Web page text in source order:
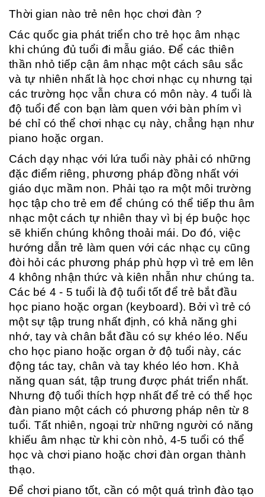
Thời gian nào trẻ nên học chơi đàn ?
Các quốc gia phát triển cho trẻ học âm nhạc
khi chúng đủ tuổi đi mẫu giáo. Để các thiên
thần nhỏ tiếp cận âm nhạc một cách sâu sắc
và tự nhiên nhất là học chơi nhạc cụ nhưng tại
các trường học vẫn chưa có môn này. 4 tuổi là
độ tuổi để con bạn làm quen với bàn phím vì
bé chỉ có thể chơi nhạc cụ này, chẳng hạn như
piano hoặc organ.
Cách dạy nhạc với lứa tuổi này phải có những
đặc điểm riêng, phương pháp đồng nhất với
giáo dục mầm non. Phải tạo ra một môi trường
học tập cho trẻ em để chúng có thể tiếp thu âm
nhạc một cách tự nhiên thay vì bị ép buộc học
sẽ khiến chúng không thoải mái. Do đó, việc
hướng dẫn trẻ làm quen với các nhạc cụ cũng
đòi hỏi các phương pháp phù hợp vì trẻ em lên
4 không nhận thức và kiên nhẫn như chúng ta.
Các bé 4 - 5 tuổi là độ tuổi tốt để trẻ bắt đầu
học piano hoặc organ (keyboard). Bởi vì trẻ có
một sự tập trung nhất định, có khả năng ghi
nhớ, tay và chân bắt đầu có sự khéo léo. Nếu
cho học piano hoặc organ ở độ tuổi này, các
động tác tay, chân và tay khéo léo hơn. Khả
năng quan sát, tập trung được phát triển nhất.
Nhưng độ tuổi thích hợp nhất để trẻ có thể học
đàn piano một cách có phương pháp nên từ 8
tuổi. Tất nhiên, ngoại trừ những người có năng
khiếu âm nhạc từ khi còn nhỏ, 4-5 tuổi có thể
học và chơi piano hoặc chơi đàn organ thành
thạo.
Để chơi piano tốt, cần có một quá trình đào tạo